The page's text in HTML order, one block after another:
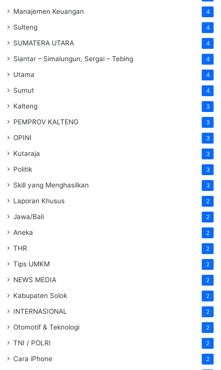
Manajemen Keuangan 4
Sulteng 4
SUMATERA UTARA 4
Siantar – Simalungun, Sergai – Tebing 4
Utama 4
Sumut 4
Kalteng 3
PEMPROV KALTENG 3
OPINI 3
Kutaraja 3
Politik 3
Skill yang Menghasilkan 3
Laporan Khusus 2
Jawa/Bali 2
Aneka 2
THR 2
Tips UMKM 2
NEWS MEDIA 2
Kabupaten Solok 2
INTERNASIONAL 2
Otomotif & Teknologi 2
TNI / POLRI 2
Cara iPhone 2